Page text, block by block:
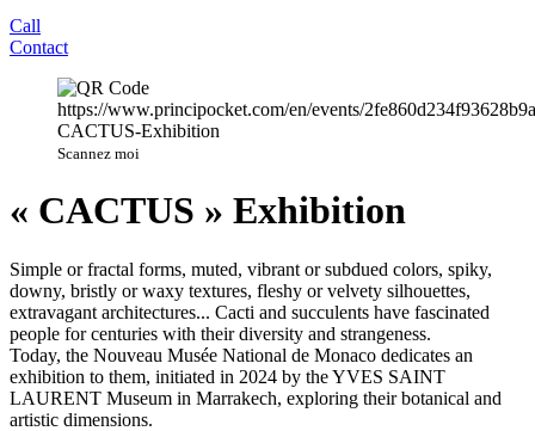
Call
Contact
Scannez moi
« CACTUS » Exhibition
Simple or fractal forms, muted, vibrant or subdued colors, spiky,
downy, bristly or waxy textures, fleshy or velvety silhouettes,
extravagant architectures... Cacti and succulents have fascinated
people for centuries with their diversity and strangeness.
Today, the Nouveau Musée National de Monaco dedicates an
exhibition to them, initiated in 2024 by the YVES SAINT
LAURENT Museum in Marrakech, exploring their botanical and
artistic dimensions.